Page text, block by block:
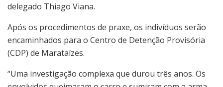
delegado Thiago Viana.
Após os procedimentos de praxe, os indivíduos serão
encaminhados para o Centro de Detenção Provisória
(CDP) de Marataízes.
“Uma investigação complexa que durou três anos. Os